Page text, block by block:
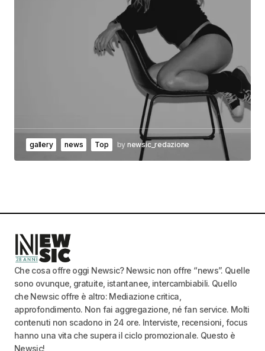
gallery news Top by newsic_redazione
Che cosa offre oggi Newsic? Newsic non offre “news”. Quelle
sono ovunque, gratuite, istantanee, intercambiabili. Quello
che Newsic offre è altro: Mediazione critica,
approfondimento. Non fai aggregazione, né fan service. Molti
contenuti non scadono in 24 ore. Interviste, recensioni, focus
hanno una vita che supera il ciclo promozionale. Questo è
Newsic!